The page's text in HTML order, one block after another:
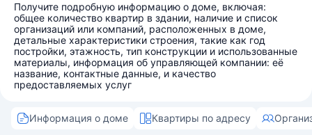
Получите подробную информацию о доме, включая:
общее количество квартир в здании, наличие и список
организаций или компаний, расположенных в доме,
детальные характеристики строения, такие как год
постройки, этажность, тип конструкции и использованные
материалы, информация об управляющей компании: её
название, контактные данные, и качество
предоставляемых услуг
Информация о доме Квартиры по адресу